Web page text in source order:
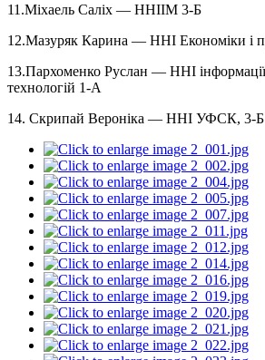
11.Міхаель Саліх — ННІІМ 3-Б
12.Мазуряк Карина — ННІ Економіки і
13.Пархоменко Руслан — ННІ інформації
технологій 1-А
14. Скрипай Вероніка — ННІ УФСК, 3-Б